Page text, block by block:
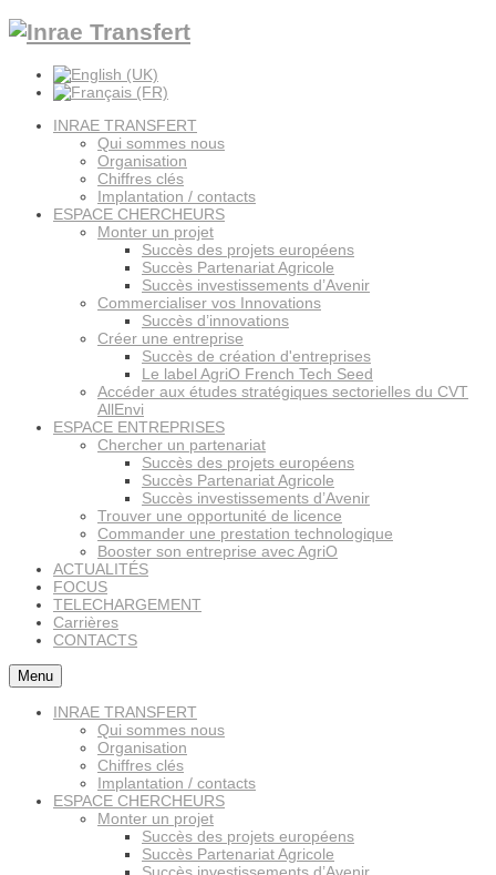
INRAE TRANSFERT
Qui sommes nous
Organisation
Chiffres clés
Implantation / contacts
ESPACE CHERCHEURS
Monter un projet
Succès des projets européens
Succès Partenariat Agricole
Succès investissements d’Avenir
Commercialiser vos Innovations
Succès d’innovations
Créer une entreprise
Succès de création d'entreprises
Le label AgriO French Tech Seed
Accéder aux études stratégiques sectorielles du CVT
AllEnvi
ESPACE ENTREPRISES
Chercher un partenariat
Succès des projets européens
Succès Partenariat Agricole
Succès investissements d’Avenir
Trouver une opportunité de licence
Commander une prestation technologique
Booster son entreprise avec AgriO
ACTUALITÉS
FOCUS
TELECHARGEMENT
Carrières
CONTACTS
Menu
INRAE TRANSFERT
Qui sommes nous
Organisation
Chiffres clés
Implantation / contacts
ESPACE CHERCHEURS
Monter un projet
Succès des projets européens
Succès Partenariat Agricole